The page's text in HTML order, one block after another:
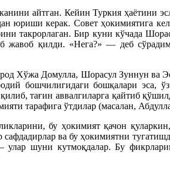
айтган. Кейин Туркия ҳаётини
юриши керак. Совет ҳокимиятига
такрорлаган. Бир куни кўчада
қилди. «Нега?» — деб
Хўжа Домулла, Шорасул Зуннун ва
бошқалари эса, ўз
тағин аввалгиларга қайтиб
тарафига ўтдилар (масалан,
бу ҳокимият қачон
ва бу ҳокимиятни
шуни кутмоқдалар. Бу